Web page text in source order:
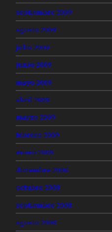
septiembre 2009
agosto 2009
julio 2009
junio 2009
mayo 2009
abril 2009
marzo 2009
febrero 2009
enero 2009
diciembre 2008
octubre 2008
septiembre 2008
agosto 2008